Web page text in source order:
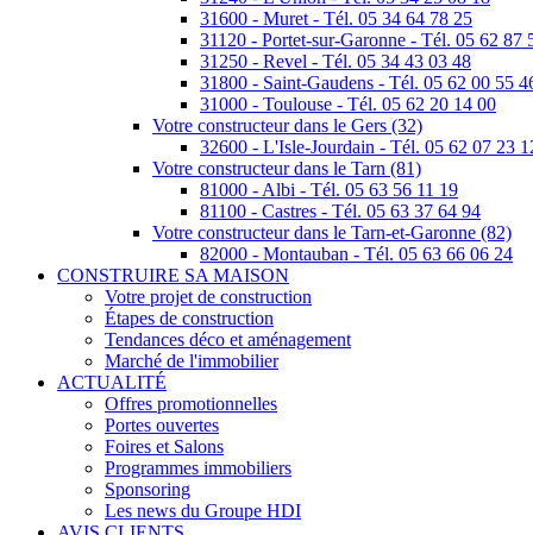
31600 - Muret - Tél. 05 34 64 78 25
31120 - Portet-sur-Garonne - Tél. 05 62 87
31250 - Revel - Tél. 05 34 43 03 48
31800 - Saint-Gaudens - Tél. 05 62 00 55
31000 - Toulouse - Tél. 05 62 20 14 00
Votre constructeur dans le Gers (32)
32600 - L'Isle-Jourdain - Tél. 05 62 07 23
Votre constructeur dans le Tarn (81)
81000 - Albi - Tél. 05 63 56 11 19
81100 - Castres - Tél. 05 63 37 64 94
Votre constructeur dans le Tarn-et-Garonne (82)
82000 - Montauban - Tél. 05 63 66 06 24
CONSTRUIRE SA MAISON
Votre projet de construction
Étapes de construction
Tendances déco et aménagement
Marché de l'immobilier
ACTUALITÉ
Offres promotionnelles
Portes ouvertes
Foires et Salons
Programmes immobiliers
Sponsoring
Les news du Groupe HDI